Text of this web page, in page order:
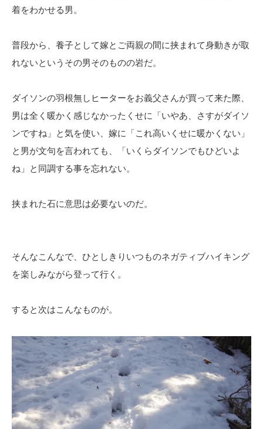
着をわかせる男。
普段から、養子として嫁とご両親の間に挟まれて身動きが取
れないというその男そのものの岩だ。
ダイソンの羽根無しヒーターをお義父さんが買って来た際、
男は全く暖かく感じなかったくせに「いやあ、さすがダイソ
ンですね」と気を使い、嫁に「これ高いくせに暖かくない」
と男が文句を言われても、「いくらダイソンでもひどいよ
ね」と同調する事を忘れない。
挟まれた石に意思は必要ないのだ。
そんなこんなで、ひとしきりいつものネガティブハイキング
を楽しみながら登って行く。
すると次はこんなものが。